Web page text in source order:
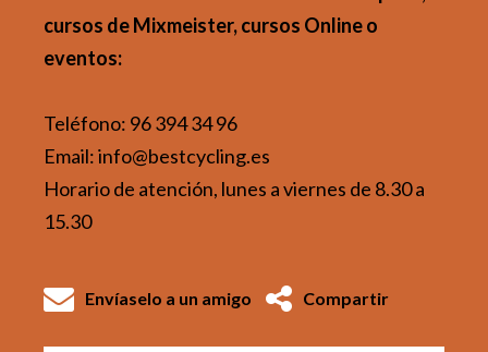
cursos de Mixmeister, cursos Online o
eventos:
Teléfono: 96 394 34 96
Email: info@bestcycling.es
Horario de atención, lunes a viernes de 8.30 a
15.30
Envíaselo a un amigo Compartir